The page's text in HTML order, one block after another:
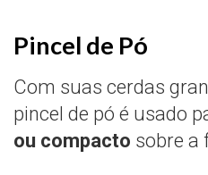
Pincel de Pó
Com suas cerdas
pincel de pó é usado
ou compacto sobre a